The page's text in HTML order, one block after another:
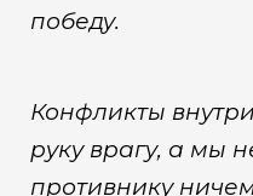
победу.
Конфликты
руку врагу, а мы
противнику